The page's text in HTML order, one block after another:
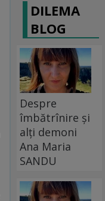
DILEMA
BLOG
Despre
îmbătrînire și
alți demoni
Ana Maria
SANDU